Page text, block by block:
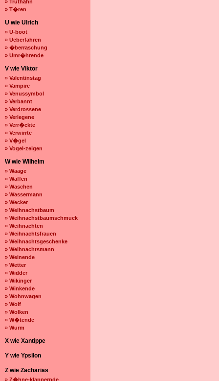
» Truthahn
» T�ren
U wie Ulrich
» U-boot
» Ueberfahren
» �berraschung
» Umr�hrende
V wie Viktor
» Valentinstag
» Vampire
» Venussymbol
» Verbannt
» Verdrossene
» Verlegene
» Verr�ckte
» Verwirrte
» V�gel
» Vogel-zeigen
W wie Wilhelm
» Waage
» Waffen
» Waschen
» Wassermann
» Wecker
» Weihnachstbaum
» Weihnachstbaumschmuck
» Weihnachten
» Weihnachtsfrauen
» Weihnachtsgeschenke
» Weihnachtsmann
» Weinende
» Wetter
» Widder
» Wikinger
» Winkende
» Wohnwagen
» Wolf
» Wolken
» W�tende
» Wurm
X wie Xantippe
Y wie Ypsilon
Z wie Zacharias
» Z�hne-klappernde